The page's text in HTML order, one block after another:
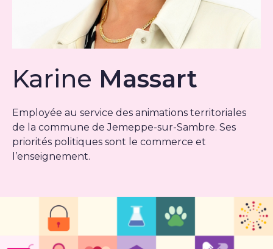
Karine Massart
Employée au service des animations territoriales
de la commune de Jemeppe-sur-Sambre. Ses
priorités politiques sont le commerce et
l’enseignement.